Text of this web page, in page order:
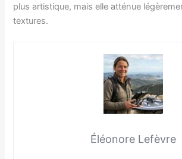
plus artistique, mais elle atténue
textures.
Éléonore Lefèvre